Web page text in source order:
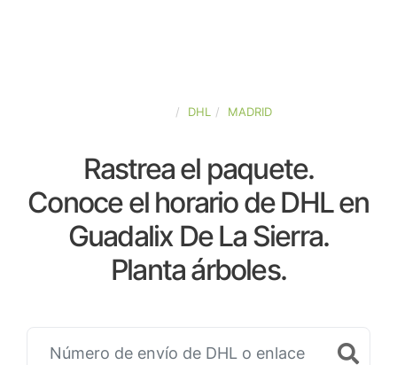
DHL MADRID
Rastrea el paquete.
Conoce el horario de DHL en
Guadalix De La Sierra.
Planta árboles.